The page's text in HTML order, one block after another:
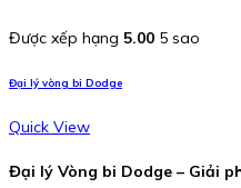
Được xếp hạng 5.00 5 sao
Đại lý vòng bi Dodge
Quick View
Đại lý Vòng bi Dodge – Giải